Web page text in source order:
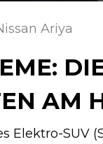
Ariya
AM
Elektro-SUV